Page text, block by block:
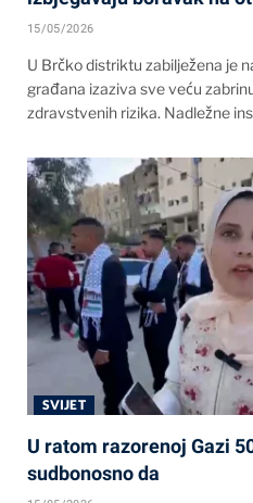
15/05/2026
U Brčko distriktu zabilježena je
građana izaziva sve veću
zdravstvenih rizika. Nadležne
SVIJET
U ratom razorenoj Gazi
sudbonosno da